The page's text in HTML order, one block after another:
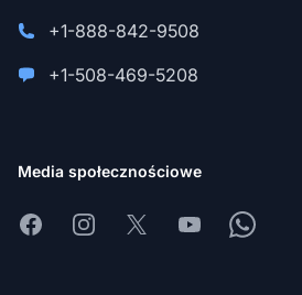
+1-888-842-9508
+1-508-469-5208
Media społecznościowe
FacebookInstagram
X YoutubeWhatsapp